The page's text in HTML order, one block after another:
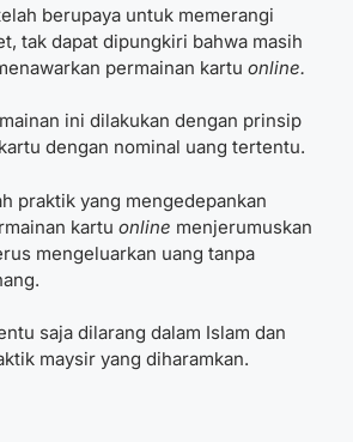
berupaya untuk memerangi
tak dapat dipungkiri bahwa masih
permainan kartu online.
ini dilakukan dengan prinsip
dengan nominal uang tertentu.
praktik yang mengedepankan
kartu online menjerumuskan
mengeluarkan uang tanpa
saja dilarang dalam Islam dan
maysir yang diharamkan.